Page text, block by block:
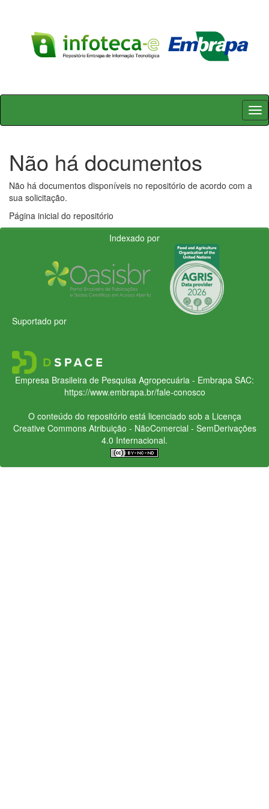
Skip
Não há documentos
Não há documentos disponíveis no repositório de acordo com a
sua solicitação.
Página inicial do repositório
Indexado por
Suportado por
Empresa Brasileira de Pesquisa Agropecuária - Embrapa SAC:
https://www.embrapa.br/fale-conosco
O conteúdo do repositório está licenciado sob a Licença
Creative CommonsAtribuição - NãoComercial - SemDerivações
4.0 Internacional.